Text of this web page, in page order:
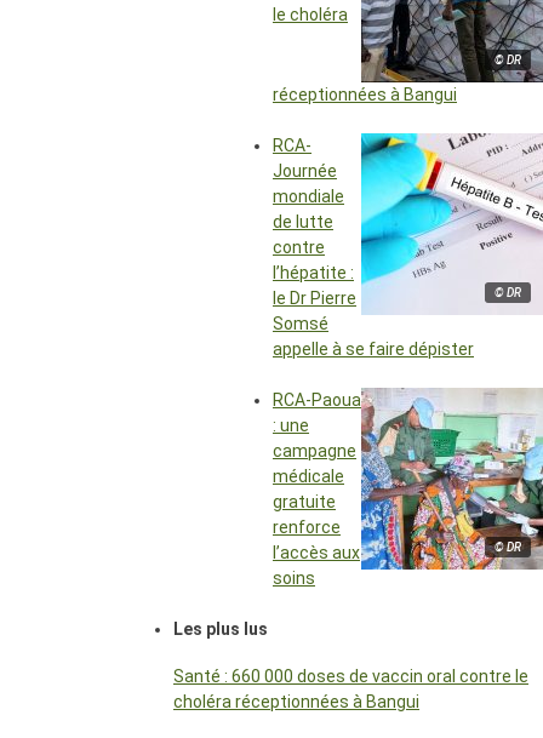
© DR
le choléra
réceptionnées à Bangui
© DR
RCA-
Journée
mondiale
de lutte
contre
l’hépatite :
le Dr Pierre
Somsé
appelle à se faire dépister
© DR
RCA-Paoua
: une
campagne
médicale
gratuite
renforce
l’accès aux
soins
Les plus lus
Santé : 660 000 doses de vaccin oral contre le
choléra réceptionnées à Bangui